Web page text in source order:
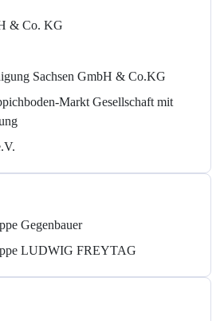
& Co. KG
Sachsen GmbH & Co.KG
Markt Gesellschaft mit
Gegenbauer
LUDWIG FREYTAG